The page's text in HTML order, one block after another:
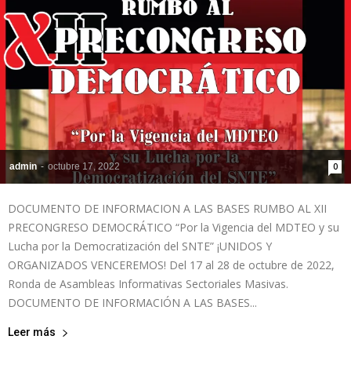
admin - octubre 17, 2022 0
DOCUMENTO DE INFORMACION A LAS BASES RUMBO AL XII
PRECONGRESO DEMOCRÁTICO “Por la Vigencia del MDTEO y su
Lucha por la Democratización del SNTE” ¡UNIDOS Y
ORGANIZADOS VENCEREMOS! Del 17 al 28 de octubre de 2022,
Ronda de Asambleas Informativas Sectoriales Masivas.
DOCUMENTO DE INFORMACIÓN A LAS BASES...
Leer más